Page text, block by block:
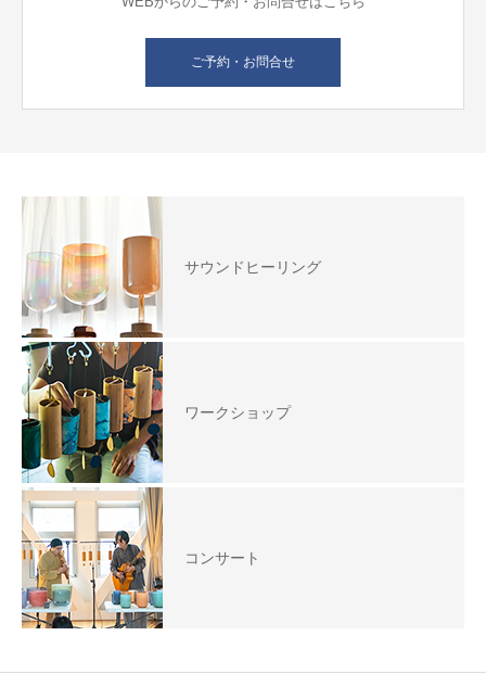
ご予約・お問合せ
サウンドヒーリング
ワークショップ
コンサート